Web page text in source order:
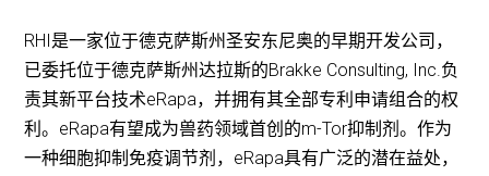
RHI是一家位于德克萨斯州圣安东尼奥的早期开发公司，
已委托位于德克萨斯州达拉斯的Brakke Consulting, Inc.负
责其新平台技术eRapa，并拥有其全部专利申请组合的权
利。eRapa有望成为兽药领域首创的m-Tor抑制剂。作为
一种细胞抑制免疫调节剂，eRapa具有广泛的潜在益处，